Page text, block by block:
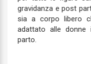
gravidanza e post
sia a corpo libero
adattato alle
parto.